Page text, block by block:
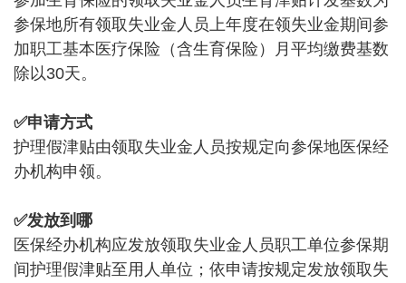
参保地所有领取失业金人员上年度在领失业金期间参
加职工基本医疗保险（含生育保险）月平均缴费基数
除以30天。
✅申请方式
护理假津贴由领取失业金人员按规定向参保地医保经
办机构申领。
✅发放到哪
医保经办机构应发放领取失业金人员职工单位参保期
间护理假津贴至用人单位；依申请按规定发放领取失